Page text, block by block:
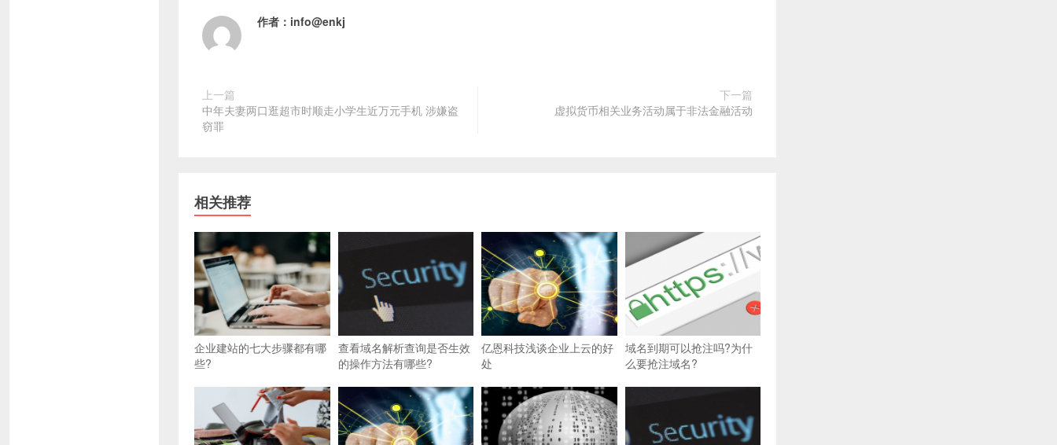
作者： info@enkj
上一篇
中年夫妻两口逛超市时顺走小学生近万元手机 涉嫌盗
窃罪
下一篇
虚拟货币相关业务活动属于非法金融活动
相关推荐
企业建站的七大步骤都有哪
些?
查看域名解析查询是否生效
的操作方法有哪些?
亿恩科技浅谈企业上云的好
处
域名到期可以抢注吗?为什
么要抢注域名?